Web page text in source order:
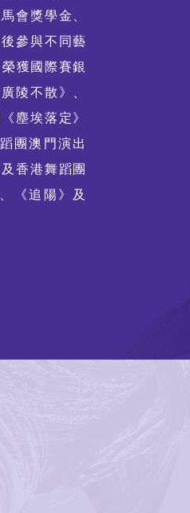
會獎學金、
參與不同藝
獲國際賽銀
陵不散》、
塵埃落定》
團澳門演出
香港舞蹈團
《追陽》及